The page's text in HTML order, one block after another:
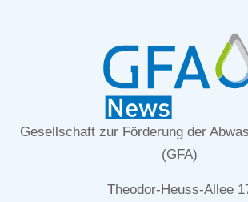
Gesellschaft zur Förderung der
(GFA)
Theodor-Heuss-Allee